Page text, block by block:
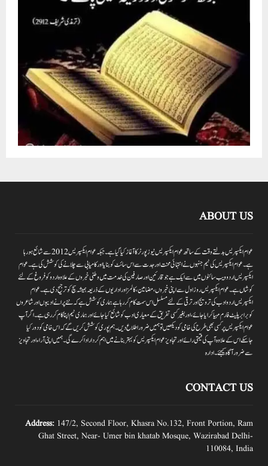
ABOUT US
عوام ایکسپریس بدلتے وقت کے ساتھ عوام ایکسپریس نیوز پورٹر کا آغاز کیا گیا ہے۔جبکہ عوام ایکسپریس 2012سے شائع ہورہا
ہے۔ عوام ایکسپریس کی ٹیم جنہوں نے انتہائی محنت اور جدت سے اس سائٹ کو بنایا اور کامیابی سے چلانے کی کوشش کی ہے۔عوام
ایکسپریس اردو ویب سائٹوں میں سے ایک ہے جو قارئین اور صارفین کی خدمت میں وطنی خبروں کے علاوہ اردو کو فروغ کے لئے
کوشاں ہے۔عوام ایکسپریس روز اول سے اپنی خبروں ،مضامین ،کالمز اور اداریوں کے ذریعہ ہمیشہ سچ کو ترجیح دی ہے۔عوام
ایکسپریس اردو ادب کی ترویج اور ترقی کے لئے مسلسل اس سمت کام کر رہا ہے ہماری کوشش ہے کہ نئے پرانے ادیبوں اور شاعروں
کو برابر پلیٹ فارم مہیا کرایا جائے،اور بغیر کسی تفریق کے معیاری ادب کو شائع کیا جائے اور ہماری ٹیم اپنا کام کر رہی ہے۔اگر آپ
عوام ایکسپریس پر کسی بھی طرح کی خامی کو دیکھیں تو ہمیں ضرور اطلاع دیں۔ہم پوری کوشش کریں گے کہ اس خامی کو دور کیا
جاسکے اس کے علاوہ آپ کی قیمتی رائے اور تجاویز عوام ایکسپریس کو بہتر بنانے میں اہم کردار اداکرے گی۔ہمیں اپنی آراءاور تجاویز
سے ضرور آگاہ کیجئے۔ ادارہ
CONTACT US
Address: 147/2, Second Floor, Khasra No.132, Front Portion, Ram
Ghat Street, Near- Umer bin khatab Mosque, Wazirabad Delhi-
110084, India